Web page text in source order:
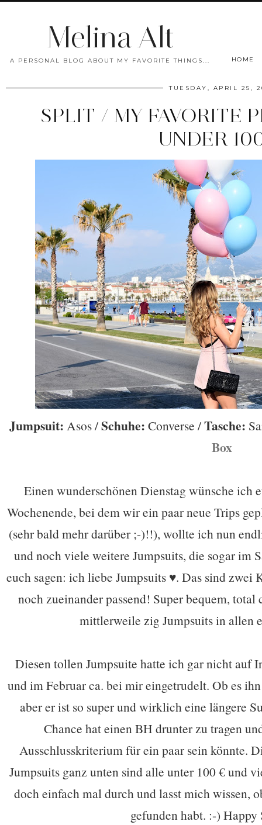
Melina Alt
A PERSONAL BLOG ABOUT MY FAVORITE THINGS... HOME
TUESDAY, APRIL 25,
SPLIT / MY FAVORITE
UNDER
Jumpsuit: Asos /Schuhe: Converse /Tasche:
Box
Einen wunderschönen Dienstag wünsche ich
Wochenende, bei dem wir ein paar neue Trips
(sehr bald mehr darüber ;-)!!), wollte ich nun
und noch viele weitere Jumpsuits, die sogar im
euch sagen: ich liebe Jumpsuits ♥. Das sind
noch zueinander passend! Super bequem,
mittlerweile zig Jumpsuits in allen
Diesen tollen Jumpsuite hatte ich gar nicht auf
und im Februar ca. bei mir eingetrudelt. Ob es
aber er ist so super und wirklich eine längere
Chance hat einen BH drunter zu tragen
Ausschlusskriterium für ein paar sein könnte.
Jumpsuits ganz unten sind alle unter 100 € und
doch einfach mal durch und lasst mich wissen,
gefunden habt. :-)